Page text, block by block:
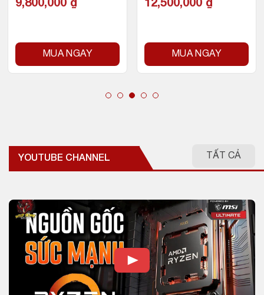
9,800,000 ₫
MUA NGAY
12,500,000 ₫
MUA NGAY
YOUTUBE CHANNEL TẤT CẢ